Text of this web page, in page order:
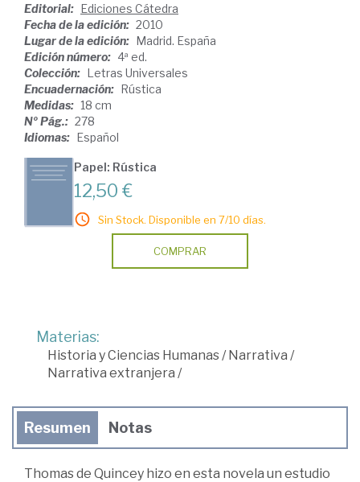
Editorial: Ediciones Cátedra
Fecha de la edición: 2010
Lugar de la edición: Madrid. España
Edición número: 4ª ed.
Colección: Letras Universales
Encuadernación: Rústica
Medidas: 18 cm
Nº Pág.: 278
Idiomas: Español
Papel: Rústica
12,50 €
Sin Stock. Disponible en 7/10 días.
COMPRAR
Materias:
Historia y Ciencias Humanas /Narrativa /
Narrativa extranjera /
Resumen Notas
Thomas de Quincey hizo en esta novela un estudio